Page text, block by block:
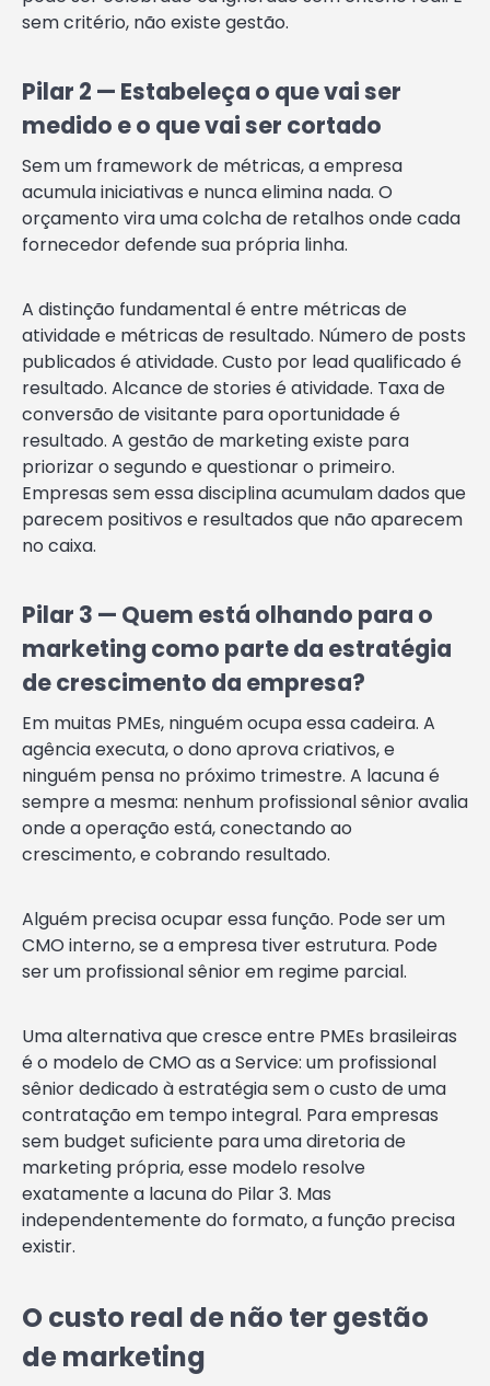
sem critério, não existe gestão.
Pilar 2 — Estabeleça o que vai ser
medido e o que vai ser cortado
Sem um framework de métricas, a empresa
acumula iniciativas e nunca elimina nada. O
orçamento vira uma colcha de retalhos onde cada
fornecedor defende sua própria linha.
A distinção fundamental é entre métricas de
atividade e métricas de resultado. Número de posts
publicados é atividade. Custo por lead qualificado é
resultado. Alcance de stories é atividade. Taxa de
conversão de visitante para oportunidade é
resultado. A gestão de marketing existe para
priorizar o segundo e questionar o primeiro.
Empresas sem essa disciplina acumulam dados que
parecem positivos e resultados que não aparecem
no caixa.
Pilar 3 — Quem está olhando para o
marketing como parte da estratégia
de crescimento da empresa?
Em muitas PMEs, ninguém ocupa essa cadeira. A
agência executa, o dono aprova criativos, e
ninguém pensa no próximo trimestre. A lacuna é
sempre a mesma: nenhum profissional sênior avalia
onde a operação está, conectando ao
crescimento, e cobrando resultado.
Alguém precisa ocupar essa função. Pode ser um
CMO interno, se a empresa tiver estrutura. Pode
ser um profissional sênior em regime parcial.
Uma alternativa que cresce entre PMEs brasileiras
é o modelo de CMO as a Service: um profissional
sênior dedicado à estratégia sem o custo de uma
contratação em tempo integral. Para empresas
sem budget suficiente para uma diretoria de
marketing própria, esse modelo resolve
exatamente a lacuna do Pilar 3. Mas
independentemente do formato, a função precisa
existir.
O custo real de não ter gestão
de marketing